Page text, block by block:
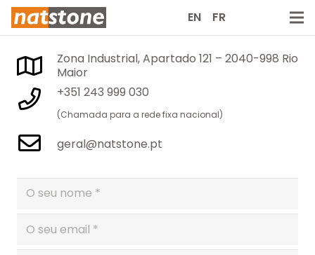
EN FR
Zona Industrial, Apartado 121 – 2040-998 Rio
Maior
+351 243 999 030
(Chamada para a rede fixa nacional)
geral@natstone.pt